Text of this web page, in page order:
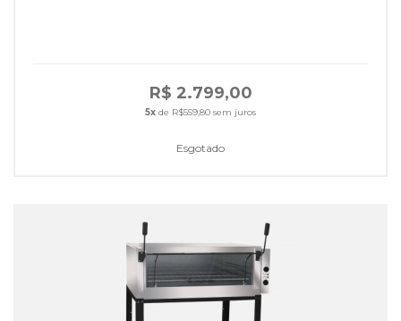
R$ 2.799,00
5x de R$559,80 sem juros
Esgotado